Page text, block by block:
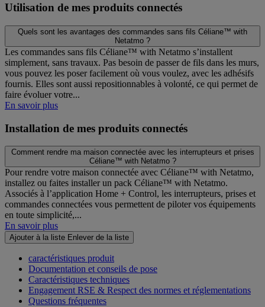
Utilisation de mes produits connectés
Quels sont les avantages des commandes sans fils Céliane™ with
Netatmo ?
Les commandes sans fils Céliane™ with Netatmo s’installent
simplement, sans travaux. Pas besoin de passer de fils dans les murs,
vous pouvez les poser facilement où vous voulez, avec les adhésifs
fournis. Elles sont aussi repositionnables à volonté, ce qui permet de
faire évoluer votre...
En savoir plus
Installation de mes produits connectés
Comment rendre ma maison connectée avec les interrupteurs et prises
Céliane™ with Netatmo ?
Pour rendre votre maison connectée avec Céliane™ with Netatmo,
installez ou faites installer un pack Céliane™ with Netatmo.
Associés à l’application Home + Control, les interrupteurs, prises et
commandes connectées vous permettent de piloter vos équipements
en toute simplicité,...
En savoir plus
Ajouter à la liste Enlever de la liste
caractéristiques produit
Documentation et conseils de pose
Caractéristiques techniques
Engagement RSE & Respect des normes et réglementations
Questions fréquentes